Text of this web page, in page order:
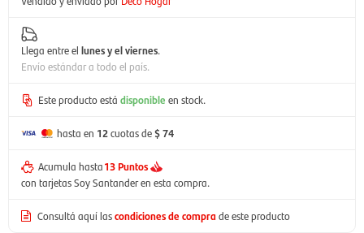
Llega entre el lunes y el viernes.
Envío estándar a todo el país.
Este producto está disponible en stock.
hasta en 12cuotas de$ 74
Acumula hasta13 Puntos
con tarjetas Soy Santander en esta compra.
Consultá aquí lascondiciones de comprade este producto